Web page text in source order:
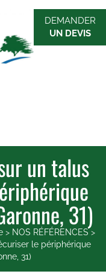
DEMANDER
UN DEVIS
un talus
31)
> NOS RÉFÉRENCES >
le périphérique
31)